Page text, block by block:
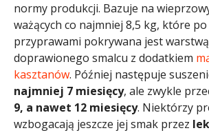
normy produkcji. Bazuje na
ważących co najmniej 8,5 kg, które
przyprawami pokrywana jest
doprawionego smalcu z dodatkiem
kasztanów. Później następuje
najmniej 7 miesięcy, ale zwykle
9, a nawet 12 miesięcy. Niektórzy
wzbogacają jeszcze jej smak przez